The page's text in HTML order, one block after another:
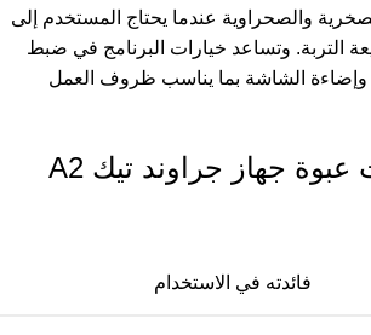
والصحراوية عندما يحتاج المستخدم إلى
التربة. وتساعد خيارات البرنامج في ضبط
وإضاءة الشاشة بما يناسب ظروف العمل
ما هي محتويات عبوة جهاز جراوند تيك A2
فائدته في الاستخدام